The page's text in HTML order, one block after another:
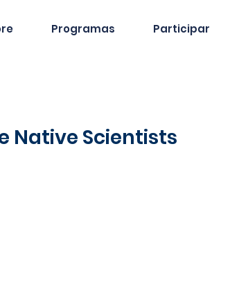
Programas Participar
Native Scientists